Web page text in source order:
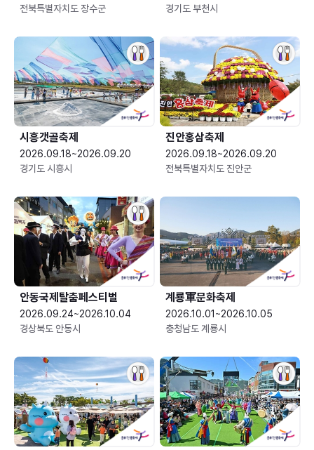
전북특별자치도 장수군
경기도 부천시
시흥갯골축제
2026.09.18~2026.09.20
경기도 시흥시
진안홍삼축제
2026.09.18~2026.09.20
전북특별자치도 진안군
안동국제탈춤페스티벌
2026.09.24~2026.10.04
경상북도 안동시
2026.10.01~2026.10.05
충청남도 계룡시